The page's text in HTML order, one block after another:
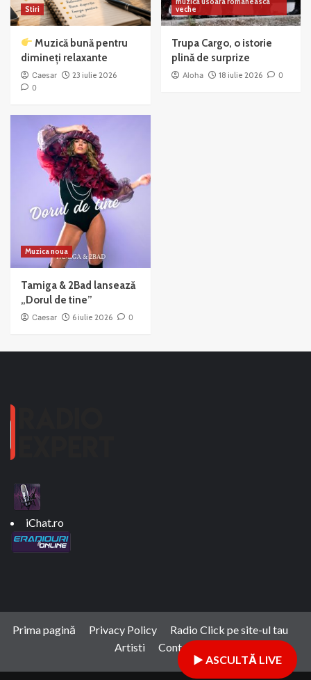
Stiri
Muzică bună pentru
dimineți relaxante
Caesar
23 iulie 2026
0
veche
Trupa Cargo, o istorie
plină de surprize
Aloha 18 iulie 2026 0
Muzica noua
Tamiga & 2Bad lansează
„Dorul de tine”
Caesar 6 iulie 2026 0
▶ ASCULTĂ LIVE
iChat.ro
Prima pagină Privacy Policy
Radio Click pe site-ul tau
Artisti
Contact